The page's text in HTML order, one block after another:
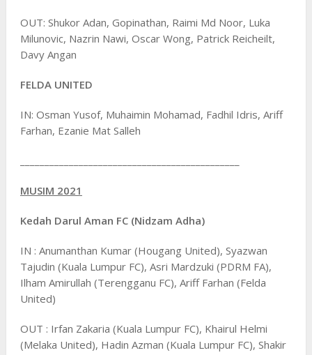
OUT: Shukor Adan, Gopinathan, Raimi Md Noor, Luka
Milunovic, Nazrin Nawi, Oscar Wong, Patrick Reicheilt,
Davy Angan
FELDA UNITED
IN: Osman Yusof, Muhaimin Mohamad, Fadhil Idris, Ariff
Farhan, Ezanie Mat Salleh
MUSIM 2021
Kedah Darul Aman FC (Nidzam Adha)
IN : Anumanthan Kumar (Hougang United), Syazwan
Tajudin (Kuala Lumpur FC), Asri Mardzuki (PDRM FA),
Ilham Amirullah (Terengganu FC), Ariff Farhan (Felda
United)
OUT : Irfan Zakaria (Kuala Lumpur FC), Khairul Helmi
(Melaka United), Hadin Azman (Kuala Lumpur FC), Shakir